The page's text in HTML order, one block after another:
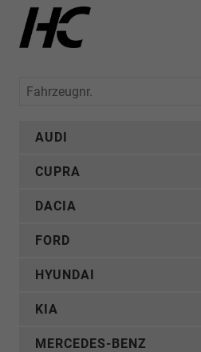
Fahrzeugnr.
AUDI
CUPRA
DACIA
FORD
HYUNDAI
KIA
MERCEDES-BENZ